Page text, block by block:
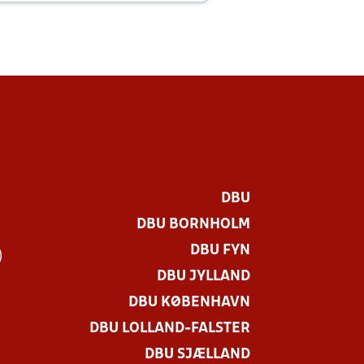
DBU
DBU BORNHOLM
DBU FYN
DBU JYLLAND
DBU KØBENHAVN
DBU LOLLAND-FALSTER
DBU SJÆLLAND